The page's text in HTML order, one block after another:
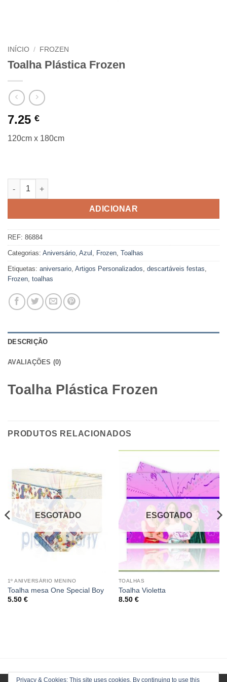
INÍCIO / FROZEN
Toalha Plástica Frozen
7.25 €
120cm x 180cm
Quantidade de Toalha Plástica Frozen
ADICIONAR
REF: 86884
Categorias: Aniversário Azul Frozen Toalhas
Etiquetas: aniversario Artigos Personalizados descartáveis festas
Frozen toalhas
DESCRIÇÃO
AVALIAÇÕES (0)
Toalha Plástica Frozen
PRODUTOS RELACIONADOS
ESGOTADO
1º ANIVERSÁRIO MENINO
Toalha mesa One Special Boy
5.50 €
ESGOTADO
TOALHAS
Toalha Violetta
8.50 €
Privacy & Cookies: This site uses cookies. By continuing to use this